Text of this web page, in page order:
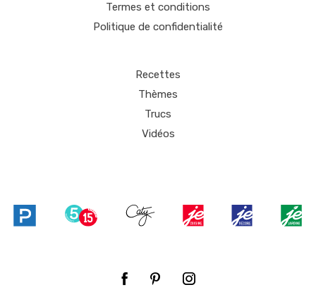
Termes et conditions
Politique de confidentialité
Recettes
Thèmes
Trucs
Vidéos